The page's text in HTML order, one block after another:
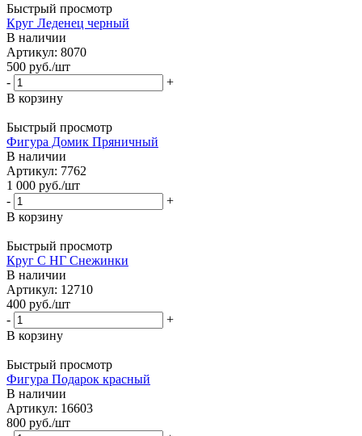
Быстрый просмотр
Круг Леденец черный
В наличии
Артикул: 8070
500 руб./шт
-
+
В корзину
Быстрый просмотр
Фигура Домик Пряничный
В наличии
Артикул: 7762
1 000 руб./шт
-
+
В корзину
Быстрый просмотр
Круг С НГ Снежинки
В наличии
Артикул: 12710
400 руб./шт
-
+
В корзину
Быстрый просмотр
Фигура Подарок красный
В наличии
Артикул: 16603
800 руб./шт